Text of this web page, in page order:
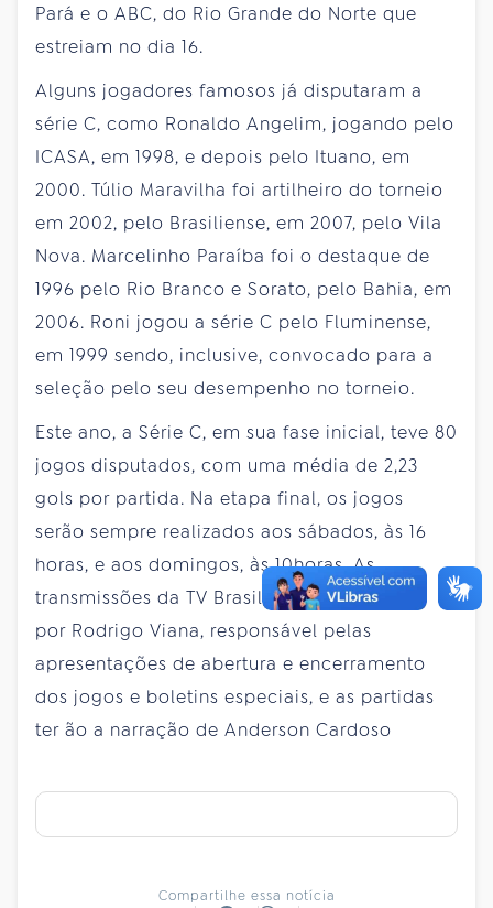
Pará e o ABC, do Rio Grande do Norte que
estreiam no dia 16.
Alguns jogadores famosos já disputaram a
série C, como Ronaldo Angelim, jogando pelo
ICASA, em 1998, e depois pelo Ituano, em
2000. Túlio Maravilha foi artilheiro do torneio
em 2002, pelo Brasiliense, em 2007, pelo Vila
Nova. Marcelinho Paraíba foi o destaque de
1996 pelo Rio Branco e Sorato, pelo Bahia, em
2006. Roni jogou a série C pelo Fluminense,
em 1999 sendo, inclusive, convocado para a
seleção pelo seu desempenho no torneio.
Este ano, a Série C, em sua fase inicial, teve 80
jogos disputados, com uma média de 2,23
gols por partida. Na etapa final, os jogos
serão sempre realizados aos sábados, às 16
horas, e aos domingos, às 10horas. As
transmissões da TV Brasil serão conduzidas
por Rodrigo Viana, responsável pelas
apresentações de abertura e encerramento
dos jogos e boletins especiais, e as partidas
ter ão a narração de Anderson Cardoso
Compartilhe essa notícia